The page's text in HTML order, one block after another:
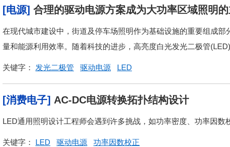
[电源] 合理的驱动电源方案成为大功率区域照明
在现代城市建设中，街道及停车场照明作为基础设施的重要组成
量和能源利用效率。随着科技的进步，高亮度白光发光二极管
关键字： 发光二极管 驱动电源 LED
[消费电子] AC-DC电源转换拓扑结构设计
LED通用照明设计工程师会遇到许多挑战，如功率密度、功率因数
关键字： LED 驱动电源 功率因数校正